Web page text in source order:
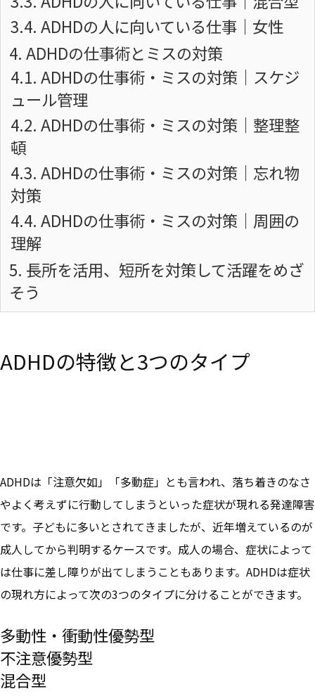
3.4. ADHDの人に向いている仕事｜女性
4. ADHDの仕事術とミスの対策
4.1. ADHDの仕事術・ミスの対策｜スケジ
ュール管理
4.2. ADHDの仕事術・ミスの対策｜整理整
頓
4.3. ADHDの仕事術・ミスの対策｜忘れ物
対策
4.4. ADHDの仕事術・ミスの対策｜周囲の
理解
5. 長所を活用、短所を対策して活躍をめざ
そう
ADHDの特徴と3つのタイプ
ADHDは「注意欠如」「多動症」とも言われ、落ち着きのなさ
やよく考えずに行動してしまうといった症状が現れる発達障害
です。子どもに多いとされてきましたが、近年増えているのが
成人してから判明するケースです。成人の場合、症状によって
は仕事に差し障りが出てしまうこともあります。ADHDは症状
の現れ方によって次の3つのタイプに分けることができます。
多動性・衝動性優勢型
不注意優勢型
混合型